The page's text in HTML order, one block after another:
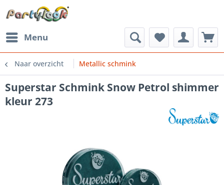
Menu
Naar overzicht Metallic schmink
Superstar Schmink Snow Petrol shimmer
kleur 273